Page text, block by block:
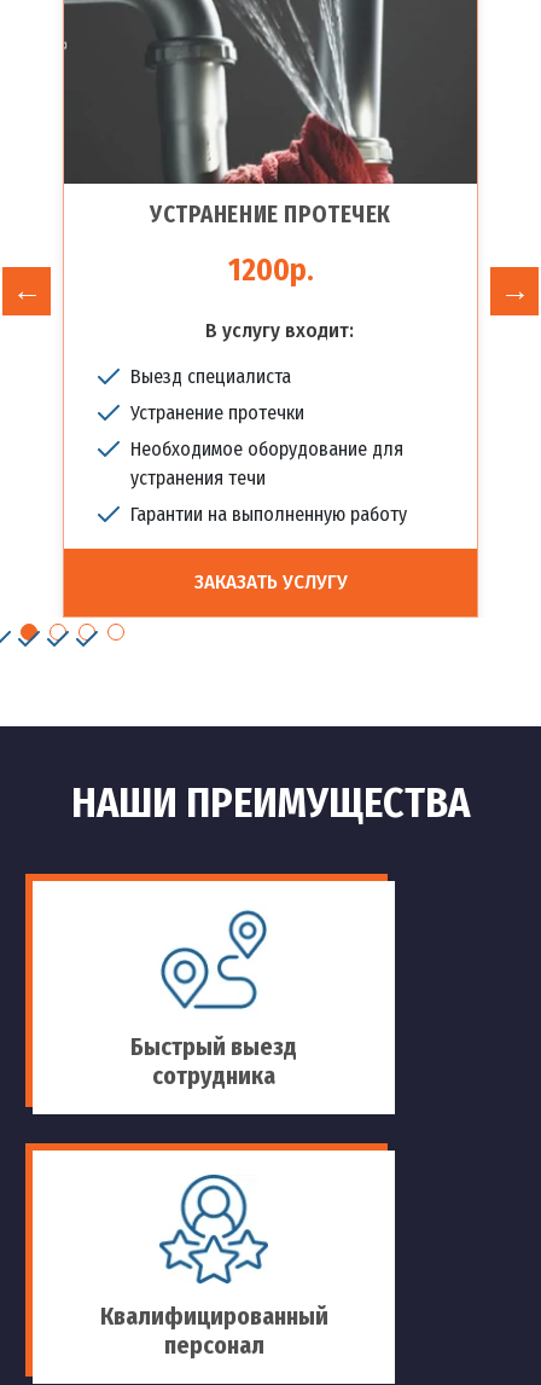
УСТРАНЕНИЕ ПРОТЕЧЕК
1200р.
В услугу входит:
Выезд специалиста
Устранение протечки
Необходимое оборудование для
устранения течи
Гарантии на выполненную работу
ЗАКАЗАТЬ УСЛУГУ
НАШИ ПРЕИМУЩЕСТВА
Быстрый выезд
сотрудника
Квалифицированный
персонал